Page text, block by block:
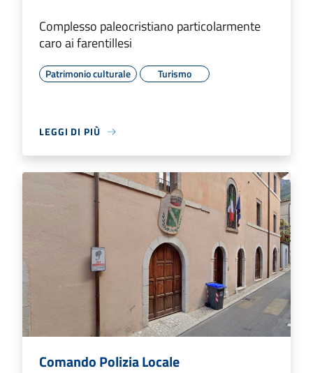
Complesso paleocristiano particolarmente
caro ai farentillesi
Patrimonio culturale Turismo
LEGGI DI PIÙ
Comando Polizia Locale